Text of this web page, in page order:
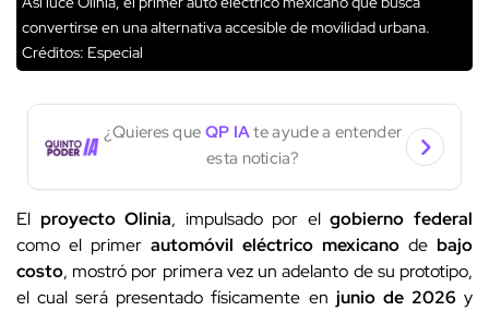
convertirse en una alternativa accesible de movilidad urbana.
Créditos: Especial
¿Quieres que QP IAte ayude a entender
esta noticia?
El proyecto Olinia, impulsado por elgobierno federal
como el primer automóvil eléctrico mexicano de bajo
costo, mostró por primera vez un adelanto de su prototipo,
el cual será presentado físicamente en junio de 2026y